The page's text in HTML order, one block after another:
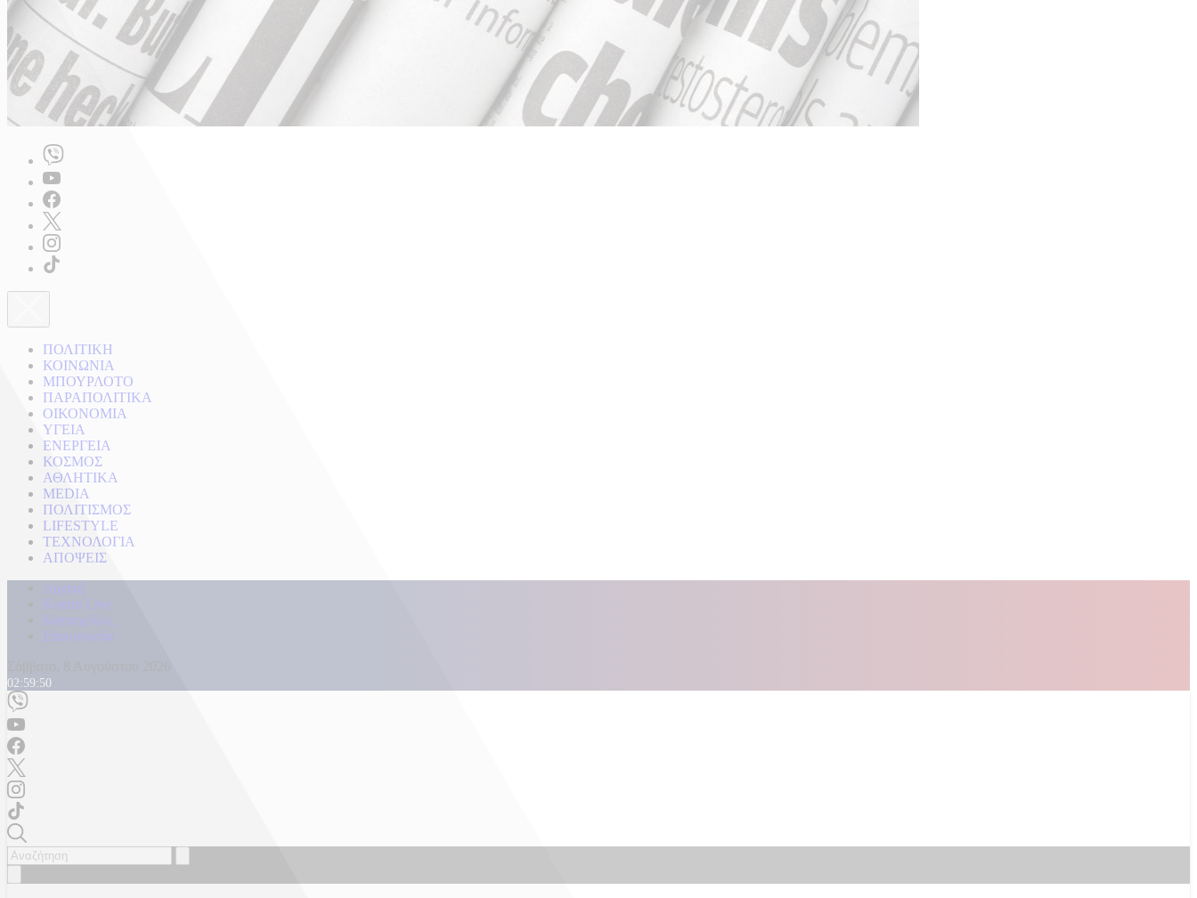
ΠΟΛΙΤΙΚΗ
ΚΟΙΝΩΝΙΑ
ΜΠΟΥΡΛΟΤΟ
ΠΑΡΑΠΟΛΙΤΙΚΑ
ΟΙΚΟΝΟΜΙΑ
ΥΓΕΙΑ
ΕΝΕΡΓΕΙΑ
ΚΟΣΜΟΣ
ΑΘΛΗΤΙΚΑ
MEDIA
ΠΟΛΙΤΙΣΜΟΣ
LIFESTYLE
ΤΕΧΝΟΛΟΓΙΑ
ΑΠΟΨΕΙΣ
Αρχική
Kontra Live
Καταγγελίες
Επικοινωνία
02:59:52